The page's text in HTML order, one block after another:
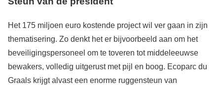
Het 175 miljoen euro kostende project wil ver gaan in zijn
thematisering. Zo denkt het er bijvoorbeeld aan om het
beveiligingspersoneel om te toveren tot middeleeuwse
bewakers, volledig uitgerust met pijl en boog. Ecoparc du
Graals krijgt alvast een enorme ruggensteun van